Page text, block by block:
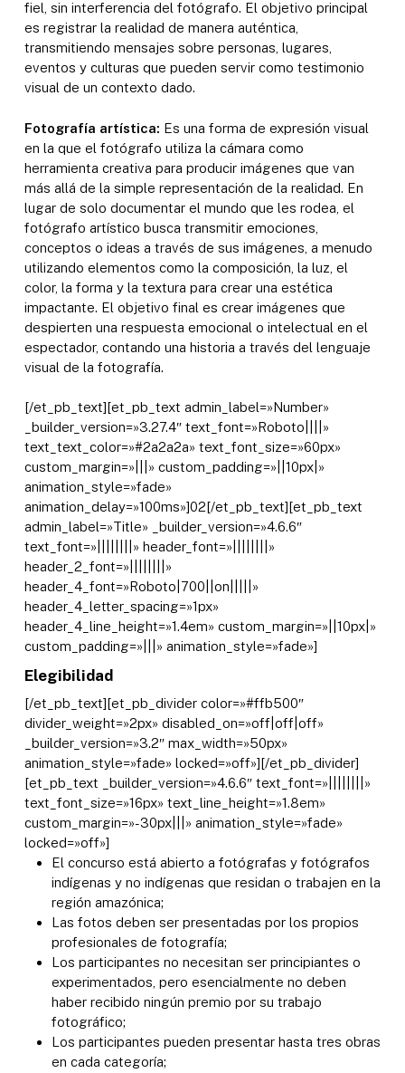
fiel, sin interferencia del fotógrafo. El objetivo principal
es registrar la realidad de manera auténtica,
transmitiendo mensajes sobre personas, lugares,
eventos y culturas que pueden servir como testimonio
visual de un contexto dado.
Fotografía artística: Es una forma de expresión visual
en la que el fotógrafo utiliza la cámara como
herramienta creativa para producir imágenes que van
más allá de la simple representación de la realidad. En
lugar de solo documentar el mundo que les rodea, el
fotógrafo artístico busca transmitir emociones,
conceptos o ideas a través de sus imágenes, a menudo
utilizando elementos como la composición, la luz, el
color, la forma y la textura para crear una estética
impactante. El objetivo final es crear imágenes que
despierten una respuesta emocional o intelectual en el
espectador, contando una historia a través del lenguaje
visual de la fotografía.
[/et_pb_text][et_pb_text admin_label=»Number»
_builder_version=»3.27.4″ text_font=»Roboto||||»
text_text_color=»#2a2a2a» text_font_size=»60px»
custom_margin=»|||» custom_padding=»||10px|»
animation_style=»fade»
animation_delay=»100ms»]02[/et_pb_text][et_pb_text
admin_label=»Title» _builder_version=»4.6.6″
text_font=»||||||||» header_font=»||||||||»
header_2_font=»||||||||»
header_4_font=»Roboto|700||on|||||»
header_4_letter_spacing=»1px»
header_4_line_height=»1.4em» custom_margin=»||10px|»
custom_padding=»|||» animation_style=»fade»]
Elegibilidad
[/et_pb_text][et_pb_divider color=»#ffb500″
divider_weight=»2px» disabled_on=»off|off|off»
_builder_version=»3.2″ max_width=»50px»
animation_style=»fade» locked=»off»][/et_pb_divider]
[et_pb_text _builder_version=»4.6.6″ text_font=»||||||||»
text_font_size=»16px» text_line_height=»1.8em»
custom_margin=»-30px|||» animation_style=»fade»
locked=»off»]
El concurso está abierto a fotógrafas y fotógrafos
indígenas y no indígenas que residan o trabajen en la
región amazónica;
Las fotos deben ser presentadas por los propios
profesionales de fotografía;
Los participantes no necesitan ser principiantes o
experimentados, pero esencialmente no deben
haber recibido ningún premio por su trabajo
fotográfico;
Los participantes pueden presentar hasta tres obras
en cada categoría;